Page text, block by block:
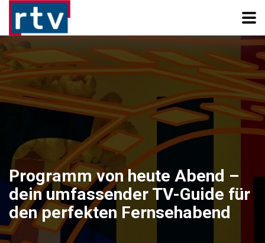
Programm von heute Abend –
dein umfassender TV-Guide für
den perfekten Fernsehabend